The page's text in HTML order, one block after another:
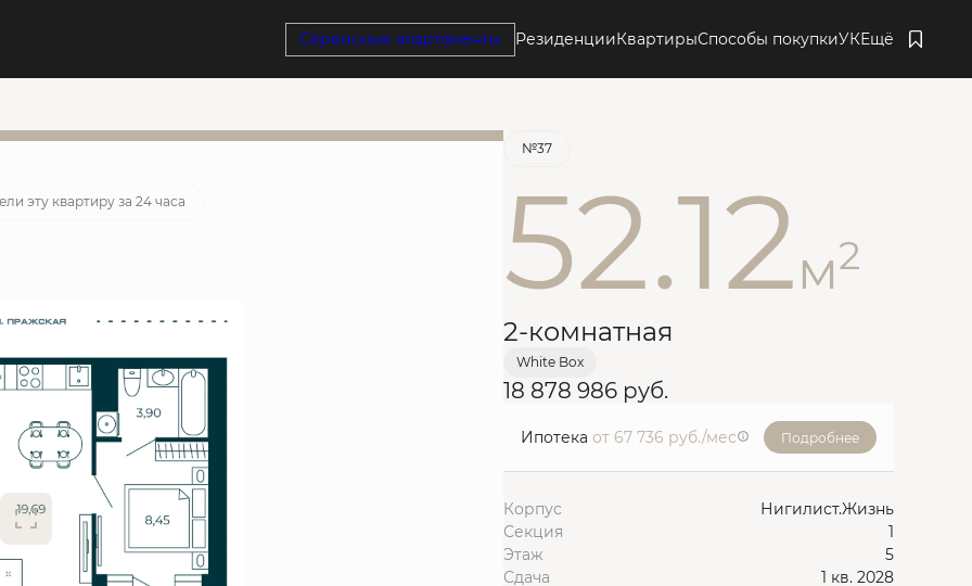
Сервисные апартаменты РезиденцииКвартирыСпособы покупкиУКЕщё
Забронировать
эту квартиру за 24 часа
№37
52.12м2
2-комнатная
White Box
18 878 986 руб.
Ипотека от 67 736 руб./мес Подробнее
Корпус
Нигилист.Жизнь
Секция
1
Этаж
5
Сдача
1 кв. 2028